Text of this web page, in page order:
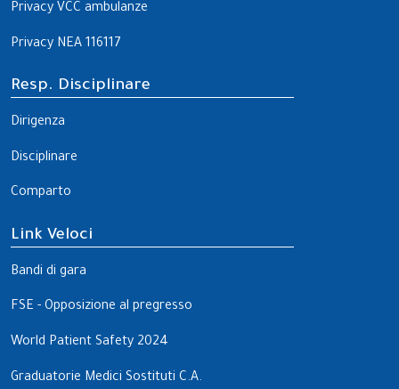
Privacy VCC ambulanze
Privacy NEA 116117
Resp. Disciplinare
Dirigenza
Disciplinare
Comparto
Link Veloci
Bandi di gara
FSE - Opposizione al pregresso
World Patient Safety 2024
Graduatorie Medici Sostituti C.A.